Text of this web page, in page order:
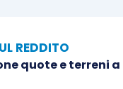
REDDITO
quote e terreni